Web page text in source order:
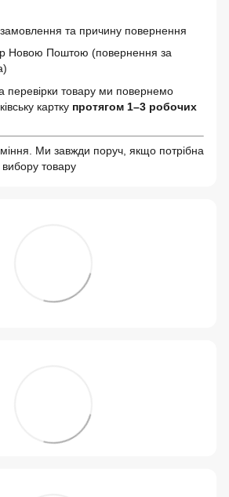
та причину повернення
Новою Поштою (повернення за
перевірки товару ми повернемо
картку протягом 1–3 робочих
Ми завжди поруч, якщо потрібна
товару